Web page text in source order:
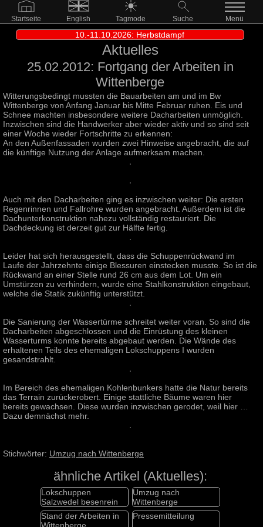
Startseite English Tagmode Suche Menü
10.-11.10.2026: Herbstdampf
Aktuelles
25.02.2012: Fortgang der Arbeiten in
Wittenberge
Witterungsbedingt mussten die Bauarbeiten am und im Bw
Wittenberge von Anfang Januar bis Mitte Februar ruhen. Eis und
Schnee machten insbesondere weitere Dacharbeiten unmöglich.
Inzwischen sind die Handwerker aber wieder aktiv und so sind seit
einer Woche wieder Fortschritte zu erkennen:
An den Außenfassaden wurden zwei Hinweise angebracht, die auf
die künftige Nutzung der Anlage aufmerksam machen.
Auch mit den Dacharbeiten ging es inzwischen weiter: Die ersten
Regenrinnen und Fallrohre wurden angebracht. Außerdem ist die
Dachunterkonstruktion nahezu vollständig restauriert. Die
Dachdeckung ist derzeit gut zur Hälfte fertig.
Leider hat sich herausgestellt, dass die Schuppenrückwand im
Laufe der Jahrzehnte einige Blessuren einstecken musste. So ist die
Rückwand an einer Stelle rund 26 cm aus dem Lot. Um ein
Umstürzen zu verhindern, wurde eine Stahlkonstruktion eingebaut,
welche die Statik zukünftig unterstützt.
Die Sanierung der Wassertürme schreitet weiter voran. So sind die
Dacharbeiten abgeschlossen und die Einrüstung des kleinen
Wasserturms konnte bereits abgebaut werden. Die Wände des
erhaltenen Teils des ehemaligen Lokschuppens I wurden
gesandstrahlt.
Im Bereich des ehemaligen Kohlenbunkers hatte die Natur bereits
das Terrain zurückerobert. Einige stattliche Bäume waren hier
bereits gewachsen. Diese wurden inzwischen gerodet, weil hier …
Dazu demnächst mehr.
Stichwörter: Umzug nach Wittenberge
ähnliche Artikel (Aktuelles):
Lokschuppen
Salzwedel besenrein
Umzug nach
Wittenberge
Stand der Arbeiten in
Pressemitteilung